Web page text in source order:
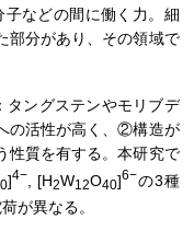
子などの間に働く力。細
部分があり、その領域で
タングステンやモリブデ
の活性が高く、②構造が
性質を有する。本研究で
]4−, [H2W12O40]6−の3種
が異なる。